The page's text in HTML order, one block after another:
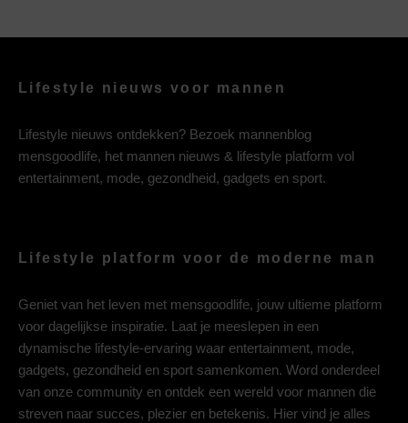
Lifestyle nieuws voor mannen
Lifestyle nieuws ontdekken? Bezoek mannenblog
mensgoodlife, het mannen nieuws & lifestyle platform vol
entertainment, mode, gezondheid, gadgets en sport.
Lifestyle platform voor de moderne man
Geniet van het leven met mensgoodlife, jouw ultieme platform
voor dagelijkse inspiratie. Laat je meeslepen in een
dynamische lifestyle-ervaring waar entertainment, mode,
gadgets, gezondheid en sport samenkomen. Word onderdeel
van onze community en ontdek een wereld voor mannen die
streven naar succes, plezier en betekenis. Hier vind je alles